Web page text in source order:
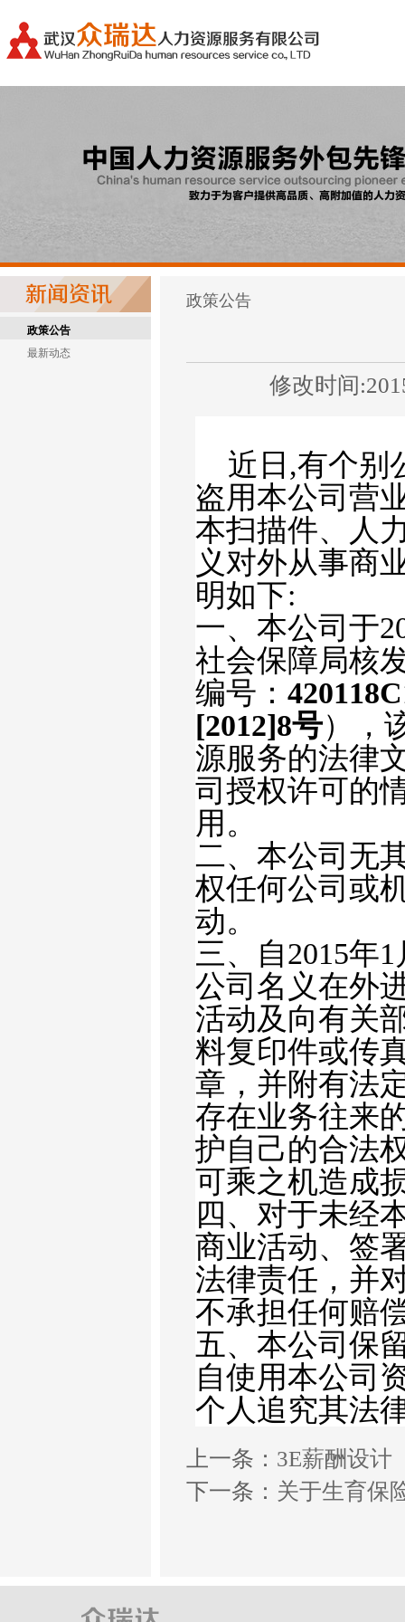
政策公告
最新动态
政策公告
修改时间
近日 ,有个别
盗用本公司营
本扫描件、人
义对外从事商
明如下:
一、本公司于
社会保障局核
编号：
[2012]8号），
源服务的法律
司授权许可的
用。
二、本公司无
权任何公司或
动。
三、自2015年1
公司名义在外
活动及向有关
料复印件或传
章，并附有法
存在业务往来
护自己的合法
可乘之机造成
四、对于未经
商业活动、签
法律责任，并
不承担任何赔
五、本公司保
自使用本公司
个人追究其法
上一条： 3E薪酬设计
下一条： 关于生育保